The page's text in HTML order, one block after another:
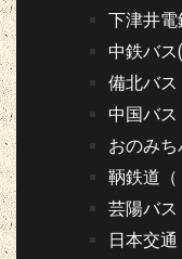
下津井電
中鉄バス
備北バス
中国バス
おのみち
鞆鉄道（
芸陽バス
日本交通